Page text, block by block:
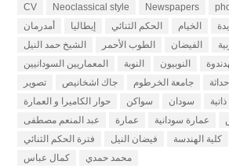
CV Neoclassical style Newspapers
أمدرمان
إيطاليا الحكم الثنائي الخيام
الشيخ حمد النيل
الطوب الأحمر الفيضان
المعماريين السودانيين
النوبة النوبيون
تصوير
جاك اشخانيص جامعة الخرطوم
حداثة
حوار الكاميرا و العمارة
سواكن سودان
عبد المنعم مصطفى
عمارة عمارة سودانية
فترة الحكم الثنائي
فيضان النيل كلية الهندسة
كمال عباس
محمد حمدي